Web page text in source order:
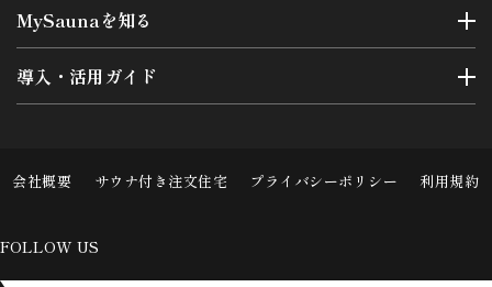
MySaunaを知る
導入・活用ガイド
会社概要 サウナ付き注文住宅 プライバシーポリシー 利用規約
FOLLOW US